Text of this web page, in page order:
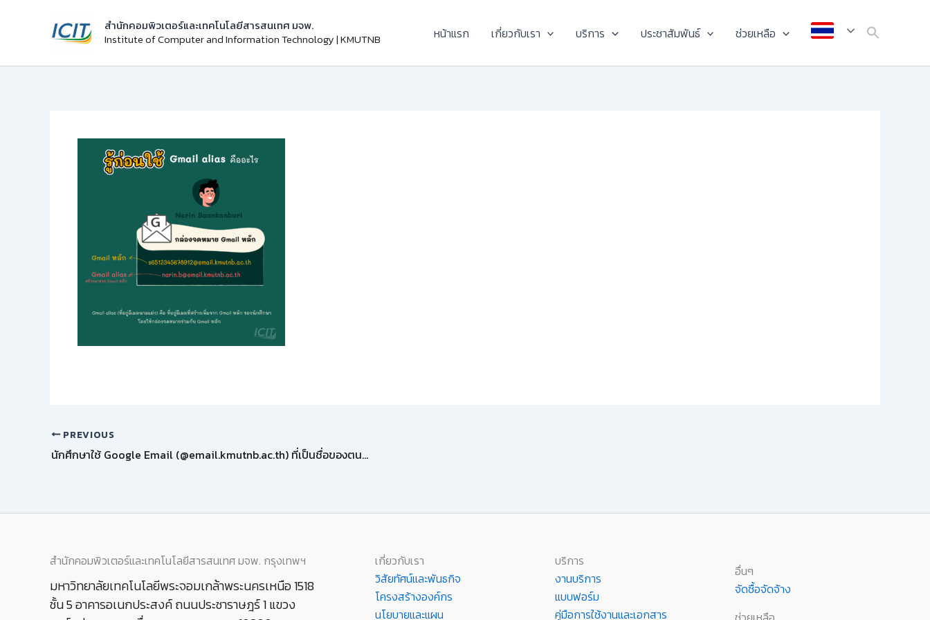
สำนักคอมพิวเตอร์และเทคโนโลยีสารสนเทศ มจพ.
Institute of Computer and Information Technology | KMUTNB
หน้าแรก เกี่ยวกับเรา บริการ ประชาสัมพันธ์ ช่วยเหลือ
PREVIOUS
นักศึกษาใช้ Google Email (@email.kmutnb.ac.th) ที่เป็นชื่อของตนเองได้แล้วด้วย Gmail alias
สำนักคอมพิวเตอร์และเทคโนโลยีสารสนเทศ มจพ. กรุงเทพฯ
มหาวิทยาลัยเทคโนโลยีพระจอมเกล้าพระนครเหนือ 1518
ชั้น 5 อาคารอเนกประสงค์ ถนนประชาราษฎร์ 1 แขวง
เกี่ยวกับเรา
วิสัยทัศน์และพันธกิจ
โครงสร้างองค์กร
นโยบายและแผน
บริการ
งานบริการ
แบบฟอร์ม
คู่มือการใช้งานและเอกสาร
อื่นๆ
จัดซื้อจัดจ้าง